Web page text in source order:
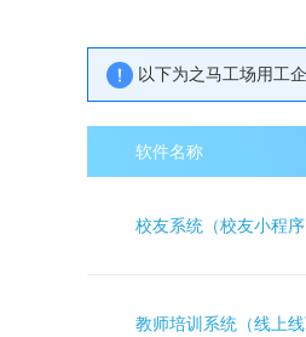
以下为之马工场用工
软件名称
校友系统（校友小程序
教师培训系统（线上